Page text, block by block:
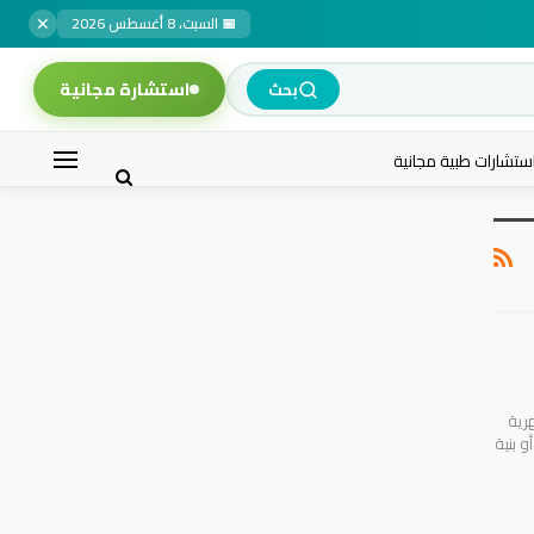
📅 السبت، 8 أغسطس 2026 ✕
بحث استشارة مجانية
استشارات طبية مجانية
بنية